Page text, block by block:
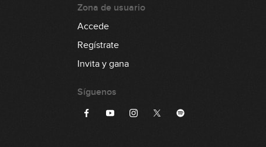
Zona de usuario
Accede
Regístrate
Invita y gana
Síguenos